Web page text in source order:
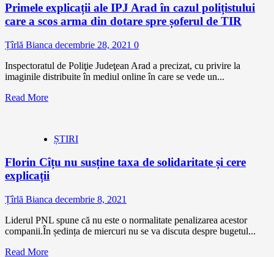
Primele explicații ale IPJ Arad în cazul polițistului
care a scos arma din dotare spre șoferul de TIR
Țîrlă Bianca decembrie 28, 2021 0
Inspectoratul de Poliţie Judeţean Arad a precizat, cu privire la
imaginile distribuite în mediul online în care se vede un...
Read More
ȘTIRI
Florin Cîțu nu susține taxa de solidaritate și cere
explicații
Țîrlă Bianca decembrie 8, 2021
Liderul PNL spune că nu este o normalitate penalizarea acestor
companii.În ședința de miercuri nu se va discuta despre bugetul...
Read More